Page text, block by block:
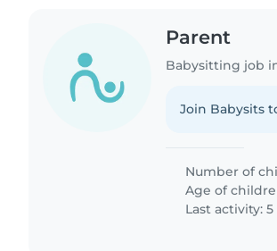
Parent
Babysitting job
Join Babysits
Number of
Age of
Last activity: